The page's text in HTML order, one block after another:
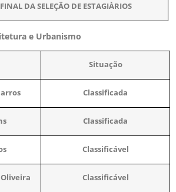
DA SELEÇÂO DE ESTAGIÀRIOS
e Urbanismo
Situação
Classificada
Classificada
Classificável
Classificável